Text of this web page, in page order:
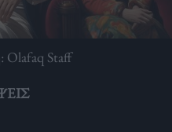
Olafaq Staff